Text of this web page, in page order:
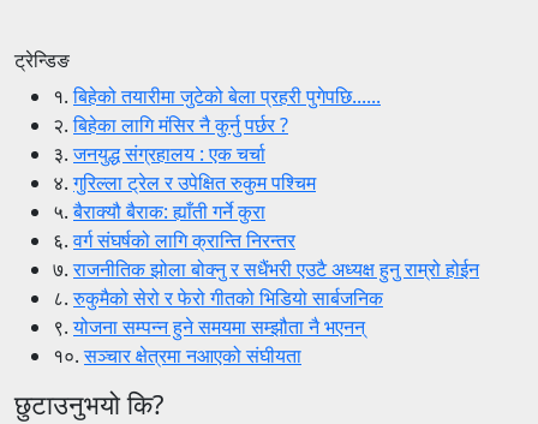
ट्रेन्डिङ
१.बिहेको तयारीमा जुटेको बेला प्रहरी पुगेपछि......
२.बिहेका लागि मंसिर नै कुर्नु पर्छर ?
३.जनयुद्ध संग्रहालय : एक चर्चा
४.गुरिल्ला ट्रेल र उपेक्षित रुकुम पश्चिम
५.बैराक्यौ बैराक: ह्याँती गर्ने कुरा
६.वर्ग संघर्षको लागि क्रान्ति निरन्तर
७.राजनीतिक झोला बोक्नु र सधैंभरी एउटै अध्यक्ष हुनु राम्रो होईन
८.रुकुमैको सेरो र फेरो गीतको भिडियो सार्बजनिक
९.योजना सम्पन्न हुने समयमा सम्झौता नै भएनन्
१०.सञ्चार क्षेत्रमा नआएको संघीयता
छुटाउनुभयो कि?